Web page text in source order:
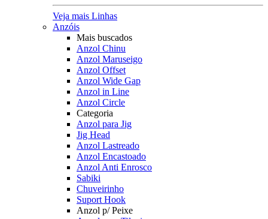
Veja mais Linhas
Anzóis
Mais buscados
Anzol Chinu
Anzol Maruseigo
Anzol Offset
Anzol Wide Gap
Anzol in Line
Anzol Circle
Categoria
Anzol para Jig
Jig Head
Anzol Lastreado
Anzol Encastoado
Anzol Anti Enrosco
Sabiki
Chuveirinho
Suport Hook
Anzol p/ Peixe